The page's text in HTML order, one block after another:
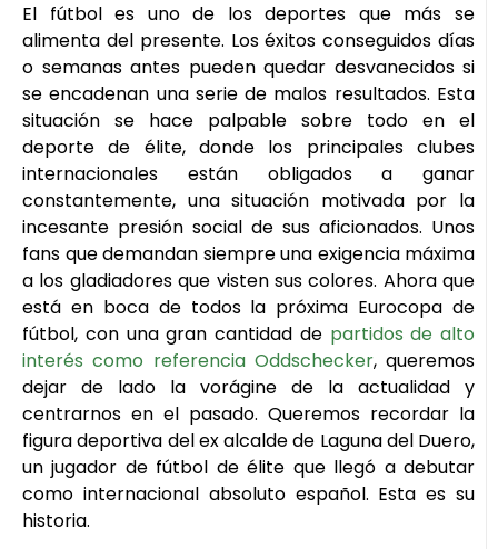
El fútbol es uno de los deportes que más se
alimenta del presente. Los éxitos conseguidos días
o semanas antes pueden quedar desvanecidos si
se encadenan una serie de malos resultados. Esta
situación se hace palpable sobre todo en el
deporte de élite, donde los principales clubes
internacionales están obligados a ganar
constantemente, una situación motivada por la
incesante presión social de sus aficionados. Unos
fans que demandan siempre una exigencia máxima
a los gladiadores que visten sus colores. Ahora que
está en boca de todos la próxima Eurocopa de
fútbol, con una gran cantidad de partidos de alto
interés como referencia Oddschecker, queremos
dejar de lado la vorágine de la actualidad y
centrarnos en el pasado. Queremos recordar la
figura deportiva del ex alcalde de Laguna del Duero,
un jugador de fútbol de élite que llegó a debutar
como internacional absoluto español. Esta es su
historia.